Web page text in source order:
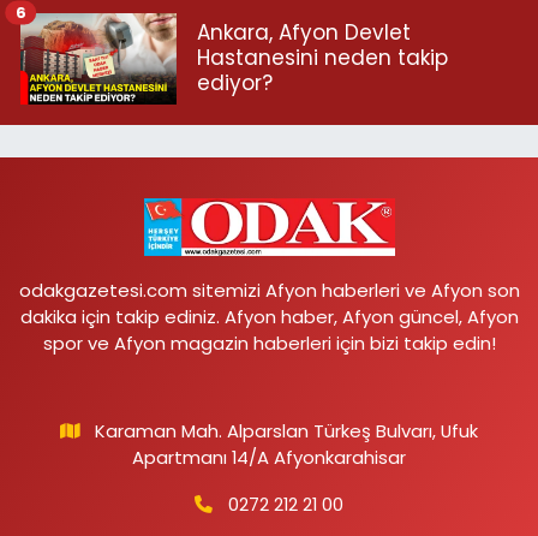
Ankara, Afyon Devlet
Hastanesini neden takip
ediyor?
6
odakgazetesi.com sitemizi Afyon haberleri ve Afyon son
dakika için takip ediniz. Afyon haber, Afyon güncel, Afyon
spor ve Afyon magazin haberleri için bizi takip edin!
Karaman Mah. Alparslan Türkeş Bulvarı, Ufuk
Apartmanı 14/A Afyonkarahisar
0272 212 21 00